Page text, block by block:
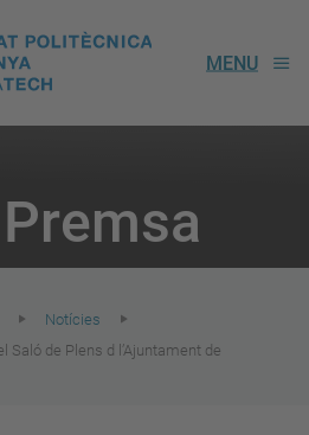
MENU
Notícies
Saló de Plens d l’Ajuntament de